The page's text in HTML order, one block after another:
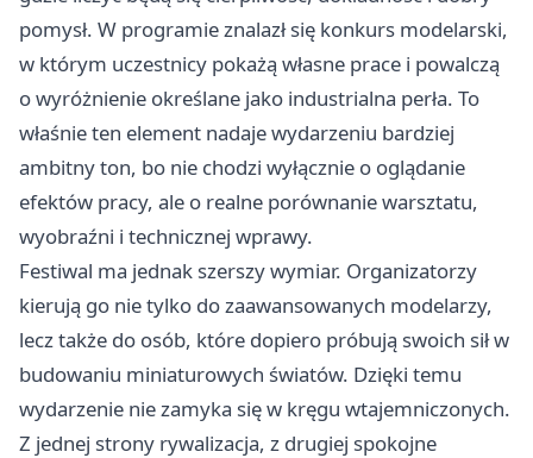
pomysł. W programie znalazł się konkurs modelarski,
w którym uczestnicy pokażą własne prace i powalczą
o wyróżnienie określane jako industrialna perła. To
właśnie ten element nadaje wydarzeniu bardziej
ambitny ton, bo nie chodzi wyłącznie o oglądanie
efektów pracy, ale o realne porównanie warsztatu,
wyobraźni i technicznej wprawy.
Festiwal ma jednak szerszy wymiar. Organizatorzy
kierują go nie tylko do zaawansowanych modelarzy,
lecz także do osób, które dopiero próbują swoich sił w
budowaniu miniaturowych światów. Dzięki temu
wydarzenie nie zamyka się w kręgu wtajemniczonych.
Z jednej strony rywalizacja, z drugiej spokojne